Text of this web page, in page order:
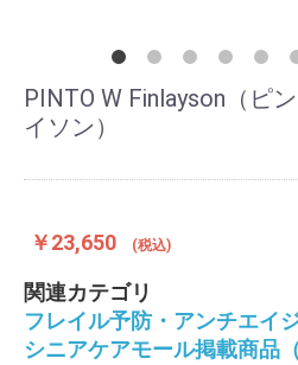
PINTO W Finlayson（ピ
イソン）
￥23,650 (税込)
関連カテゴリ
フレイル予防・アンチエイ
シニアケアモール掲載商品